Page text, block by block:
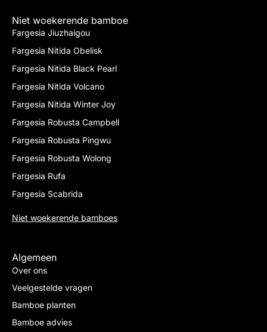
Niet woekerende bamboe
Fargesia Jiuzhaigou
Fargesia Nitida Obelisk
Fargesia Nitida Black Pearl
Fargesia Nitida Volcano
Fargesia Nitida Winter Joy
Fargesia Robusta Campbell
Fargesia Robusta Pingwu
Fargesia Robusta Wolong
Fargesia Rufa
Fargesia Scabrida
Niet woekerende bamboes
Algemeen
Over ons
Veelgestelde vragen
Bamboe planten
Bamboe advies